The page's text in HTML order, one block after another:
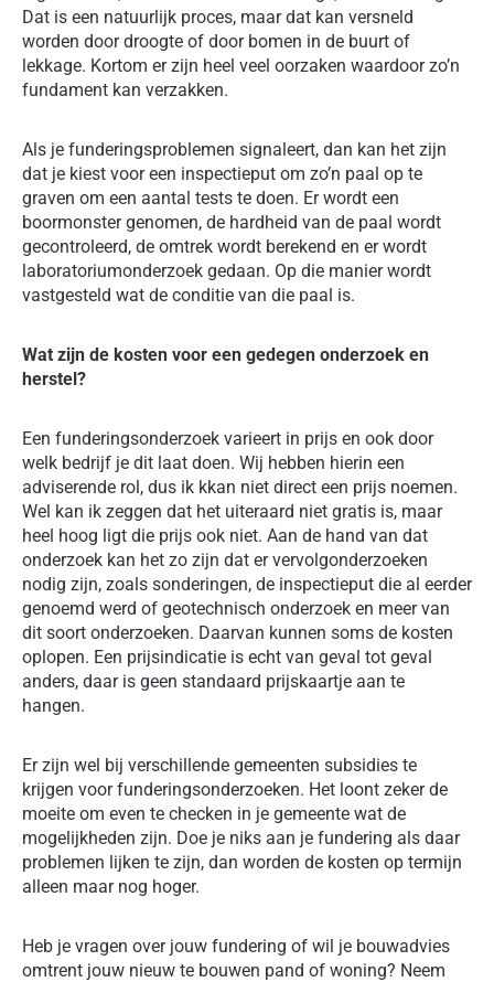
Dat is een natuurlijk proces, maar dat kan versneld
worden door droogte of door bomen in de buurt of
lekkage. Kortom er zijn heel veel oorzaken waardoor zo’n
fundament kan verzakken.
Als je funderingsproblemen signaleert, dan kan het zijn
dat je kiest voor een inspectieput om zo’n paal op te
graven om een aantal tests te doen. Er wordt een
boormonster genomen, de hardheid van de paal wordt
gecontroleerd, de omtrek wordt berekend en er wordt
laboratoriumonderzoek gedaan. Op die manier wordt
vastgesteld wat de conditie van die paal is.
Wat zijn de kosten voor een gedegen onderzoek en
herstel?
Een funderingsonderzoek varieert in prijs en ook door
welk bedrijf je dit laat doen. Wij hebben hierin een
adviserende rol, dus ik kkan niet direct een prijs noemen.
Wel kan ik zeggen dat het uiteraard niet gratis is, maar
heel hoog ligt die prijs ook niet. Aan de hand van dat
onderzoek kan het zo zijn dat er vervolgonderzoeken
nodig zijn, zoals sonderingen, de inspectieput die al eerder
genoemd werd of geotechnisch onderzoek en meer van
dit soort onderzoeken. Daarvan kunnen soms de kosten
oplopen. Een prijsindicatie is echt van geval tot geval
anders, daar is geen standaard prijskaartje aan te
hangen.
Er zijn wel bij verschillende gemeenten subsidies te
krijgen voor funderingsonderzoeken. Het loont zeker de
moeite om even te checken in je gemeente wat de
mogelijkheden zijn. Doe je niks aan je fundering als daar
problemen lijken te zijn, dan worden de kosten op termijn
alleen maar nog hoger.
Heb je vragen over jouw fundering of wil je bouwadvies
omtrent jouw nieuw te bouwen pand of woning? Neem